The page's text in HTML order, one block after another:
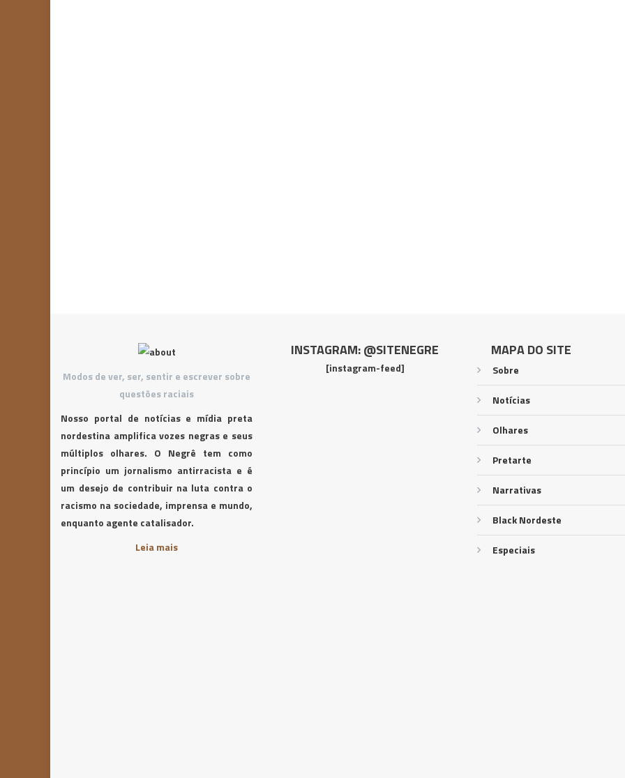
Modos de ver, ser, sentir e escrever sobre
questões raciais
Nosso portal de notícias e mídia preta
nordestina amplifica vozes negras e seus
múltiplos olhares. O Negrê tem como
princípio um jornalismo antirracista e é
um desejo de contribuir na luta contra o
racismo na sociedade, imprensa e mundo,
enquanto agente catalisador.
Leia mais
INSTAGRAM: @SITENEGRE
[instagram-feed]
MAPA DO SITE
Sobre
Notícias
Olhares
Pretarte
Narrativas
Black Nordeste
Especiais